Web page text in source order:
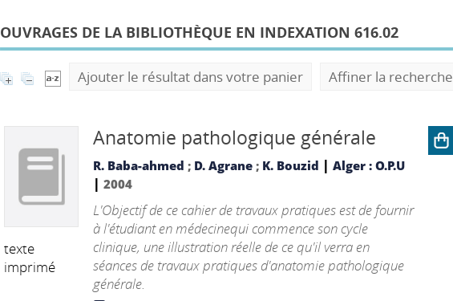
OUVRAGES DE LA BIBLIOTHÈQUE EN INDEXATION 616.02
Ajouter le résultat dans votre panier Affiner la recherche
texte
imprimé
Anatomie pathologique générale
R. Baba-ahmed ; D. Agrane; K. Bouzid | Alger : O.P.U
| 2004
L'Objectif de ce cahier de travaux pratiques est de fournir
à l'étudiant en médecinequi commence son cycle
clinique, une illustration réelle de ce qu'il verra en
séances de travaux pratiques d'anatomie pathologique
générale.